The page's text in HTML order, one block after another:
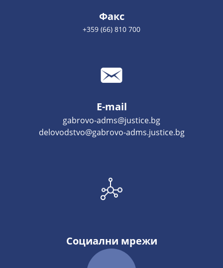
Факс
+359 (66) 810 700
E-mail
gabrovo-adms@justice.bg
delovodstvo@gabrovo-adms.justice.bg
Социални мрежи